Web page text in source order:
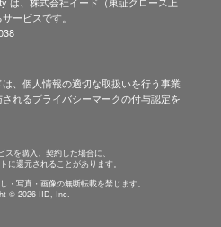
ービスです。
、個人情報の適切な取扱いを行う事業
れるプライバシーマークの付与認定を
を購入、契約した場合に、
に還元されることがあります。
・写真・画像の無断転載を禁じます。
© 2026 IID, Inc.